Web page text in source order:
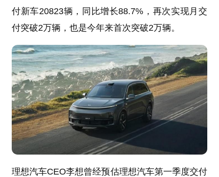
付新车20823辆，同比增长88.7%，再次实现月交
付突破2万辆，也是今年来首次突破2万辆。
理想汽车CEO李想曾经预估理想汽车第一季度交付